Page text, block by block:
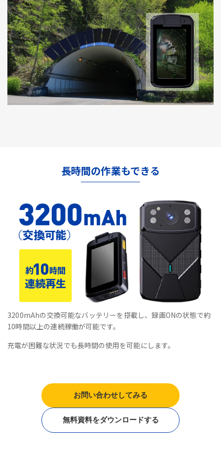
長時間の作業もできる
3200mAhの交換可能なバッテリーを搭載し、録画ONの状態で約
10時間以上の連続稼働が可能です。
充電が困難な状況でも長時間の使用を可能にします。
お問い合わせしてみる
無料資料をダウンロードする